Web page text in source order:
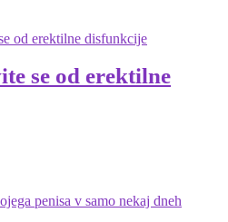
se od erektilne